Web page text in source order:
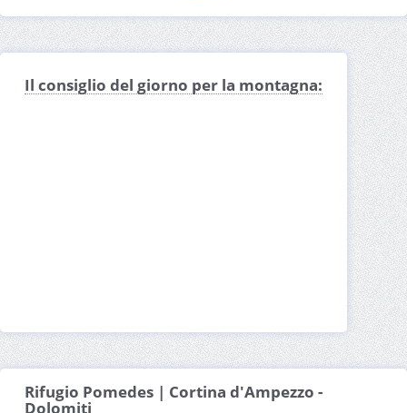
Il consiglio del giorno per la montagna:
Rifugio Pomedes | Cortina d'Ampezzo -
Dolomiti